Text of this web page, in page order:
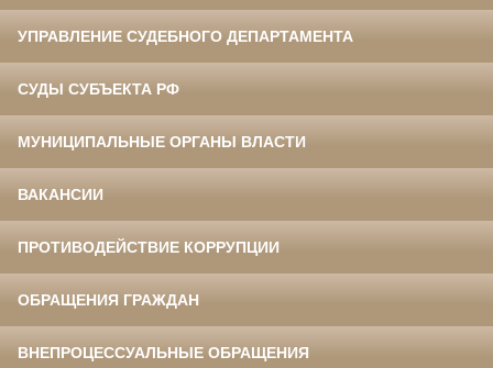
УПРАВЛЕНИЕ СУДЕБНОГО ДЕПАРТАМЕНТА
СУДЫ СУБЪЕКТА РФ
МУНИЦИПАЛЬНЫЕ ОРГАНЫ ВЛАСТИ
ВАКАНСИИ
ПРОТИВОДЕЙСТВИЕ КОРРУПЦИИ
ОБРАЩЕНИЯ ГРАЖДАН
ВНЕПРОЦЕССУАЛЬНЫЕ ОБРАЩЕНИЯ